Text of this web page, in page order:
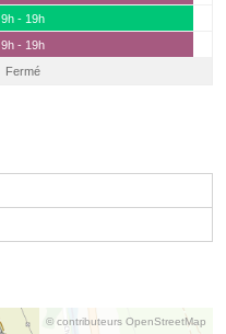
9h - 19h
9h - 19h
Fermé
© contributeurs OpenStreetMap